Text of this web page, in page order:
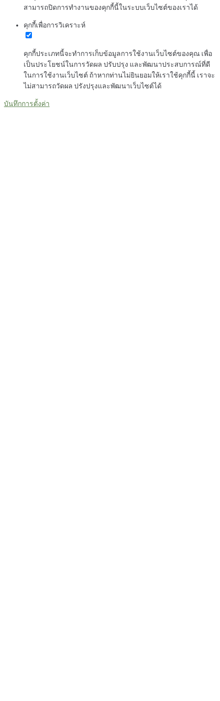
สามารถปิดการทำงานของคุกกี้นี้ในระบบเว็บไซต์ของเราได้
คุกกี้เพื่อการวิเคราะห์
คุกกี้ประเภทนี้จะทำการเก็บข้อมูลการใช้งานเว็บไซต์ของคุณ เพื่อ
เป็นประโยชน์ในการวัดผล ปรับปรุง และพัฒนาประสบการณ์ที่ดี
ในการใช้งานเว็บไซต์ ถ้าหากท่านไม่ยินยอมให้เราใช้คุกกี้นี้ เราจะ
ไม่สามารถวัดผล ปรังปรุงและพัฒนาเว็บไซต์ได้
บันทึกการตั้งค่า